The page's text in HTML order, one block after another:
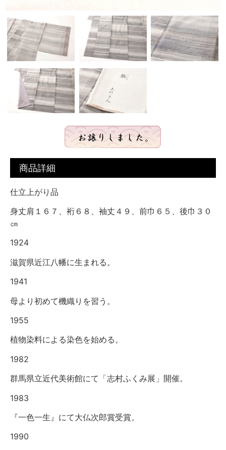
商品詳細
仕立上がり品
身丈肩１６７、裄６８、袖丈４９、前巾６５、後巾３０
㎝
1924
滋賀県近江八幡に生まれる。
1941
母より初めて機織りを習う。
1955
植物染料による染色を始める。
1982
群馬県立近代美術館にて「志村ふくみ展」開催。
1983
『一色一生』にて大仏次郎賞受賞。
1990